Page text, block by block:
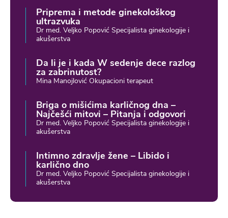
Priprema i metode ginekološkog
ultrazvuka
Dr med. Veljko Popović Specijalista ginekologije i
akušerstva
Da li je i kada W sedenje dece razlog
za zabrinutost?
Mina Manojlović Okupacioni terapeut
Briga o mišićima karličnog dna –
Najčešći mitovi – Pitanja i odgovori
Dr med. Veljko Popović Specijalista ginekologije i
akušerstva
Intimno zdravlje žene – Libido i
karlično dno
Dr med. Veljko Popović Specijalista ginekologije i
akušerstva